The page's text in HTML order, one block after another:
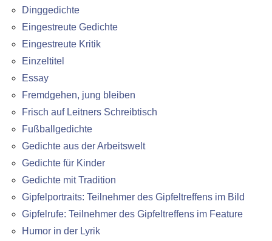
Dinggedichte
Eingestreute Gedichte
Eingestreute Kritik
Einzeltitel
Essay
Fremdgehen, jung bleiben
Frisch auf Leitners Schreibtisch
Fußballgedichte
Gedichte aus der Arbeitswelt
Gedichte für Kinder
Gedichte mit Tradition
Gipfelportraits: Teilnehmer des Gipfeltreffens im Bild
Gipfelrufe: Teilnehmer des Gipfeltreffens im Feature
Humor in der Lyrik